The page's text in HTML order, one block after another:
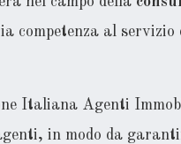
competenza al
Italiana Agenti
in modo da